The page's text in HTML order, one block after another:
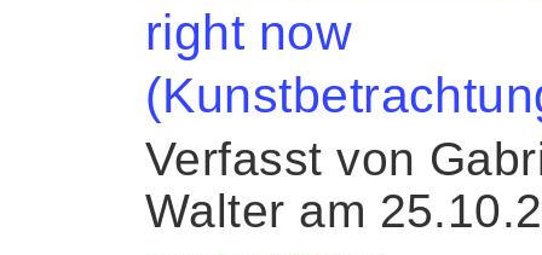
right now
Verfasst von
Walter am